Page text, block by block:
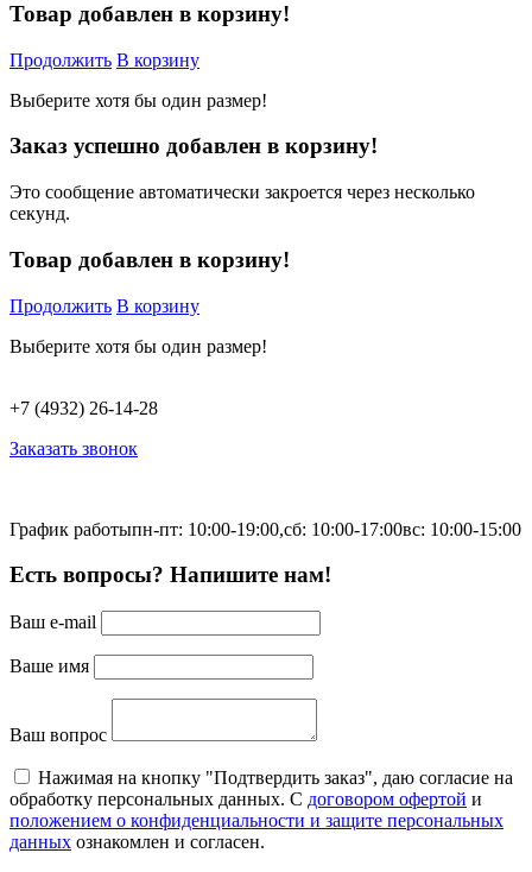
Товар добавлен в корзину!
Продолжить В корзину
Выберите хотя бы один размер!
Заказ успешно добавлен в корзину!
Это сообщение автоматически закроется через несколько
секунд.
Товар добавлен в корзину!
Продолжить В корзину
Выберите хотя бы один размер!
+7 (4932) 26-14-28
Заказать звонок
График работыпн-пт: 10:00-19:00,сб: 10:00-17:00вс: 10:00-15:00
Есть вопросы? Напишите нам!
Ваш e-mail
Ваше имя
Ваш вопрос
Нажимая на кнопку "Подтвердить заказ", даю согласие на
обработку персональных данных. С договором офертой и
положением о конфиденциальности и защите персональных
данных ознакомлен и согласен.